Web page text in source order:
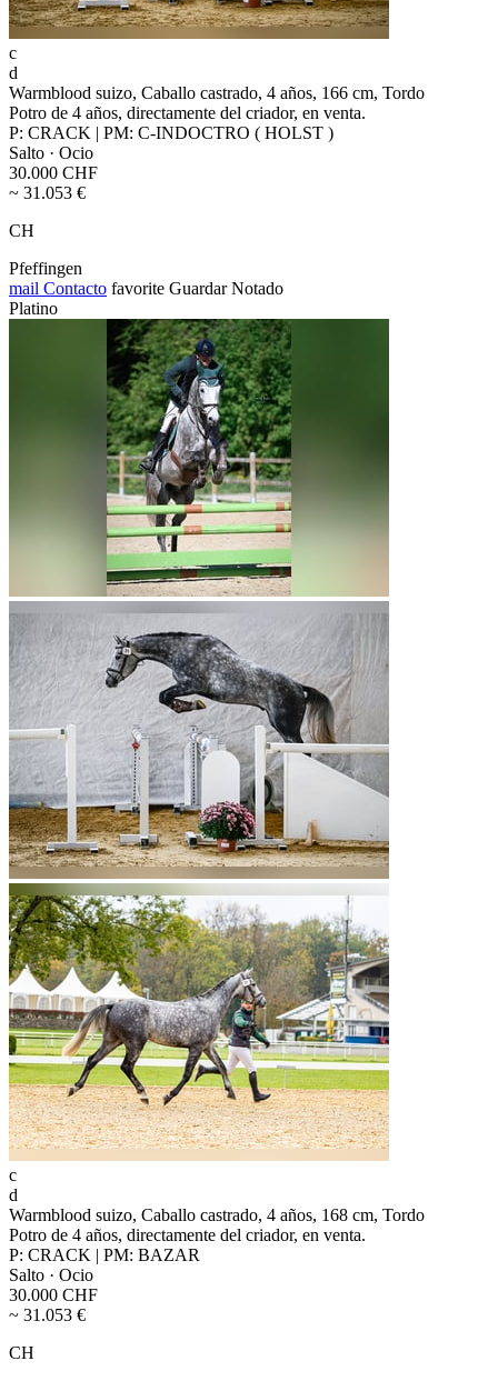
c
d
Warmblood suizo, Caballo castrado, 4 años, 166 cm, Tordo
Potro de 4 años, directamente del criador, en venta.
P: CRACK | PM: C-INDOCTRO ( HOLST )
Salto · Ocio
30.000 CHF
~ 31.053 €
CH
Pfeffingen
mail Contacto favorite Guardar Notado
Platino
c
d
Warmblood suizo, Caballo castrado, 4 años, 168 cm, Tordo
Potro de 4 años, directamente del criador, en venta.
P: CRACK | PM: BAZAR
Salto · Ocio
30.000 CHF
~ 31.053 €
CH